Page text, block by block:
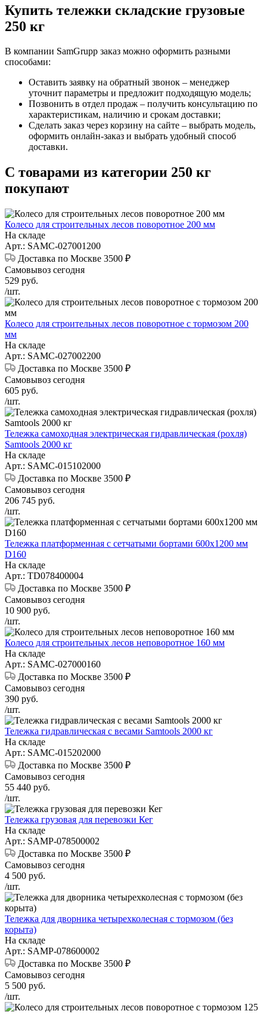
Купить тележки складские грузовые
250 кг
В компании SamGrupp заказ можно оформить разными
способами:
Оставить заявку на обратный звонок – менеджер
уточнит параметры и предложит подходящую модель;
Позвонить в отдел продаж – получить консультацию по
характеристикам, наличию и срокам доставки;
Сделать заказ через корзину на сайте – выбрать модель,
оформить онлайн-заказ и выбрать удобный способ
доставки.
С товарами из категории 250 кг
покупают
Колесо для строительных лесов поворотное 200 мм
На складе
Арт.: SAMC-027001200
Доставка по Москве 3500 ₽
Самовывоз сегодня
529 руб.
/шт.
Колесо для строительных лесов поворотное с тормозом 200
мм
На складе
Арт.: SAMC-027002200
Доставка по Москве 3500 ₽
Самовывоз сегодня
605 руб.
/шт.
Тележка самоходная электрическая гидравлическая (рохля)
Samtools 2000 кг
На складе
Арт.: SAMC-015102000
Доставка по Москве 3500 ₽
Самовывоз сегодня
206 745 руб.
/шт.
Тележка платформенная с сетчатыми бортами 600x1200 мм
D160
На складе
Арт.: TD078400004
Доставка по Москве 3500 ₽
Самовывоз сегодня
10 900 руб.
/шт.
Колесо для строительных лесов неповоротное 160 мм
На складе
Арт.: SAMC-027000160
Доставка по Москве 3500 ₽
Самовывоз сегодня
390 руб.
/шт.
Тележка гидравлическая с весами Samtools 2000 кг
На складе
Арт.: SAMC-015202000
Доставка по Москве 3500 ₽
Самовывоз сегодня
55 440 руб.
/шт.
Тележка грузовая для перевозки Кег
На складе
Арт.: SAMP-078500002
Доставка по Москве 3500 ₽
Самовывоз сегодня
4 500 руб.
/шт.
Тележка для дворника четырехколесная с тормозом (без
корыта)
На складе
Арт.: SAMP-078600002
Доставка по Москве 3500 ₽
Самовывоз сегодня
5 500 руб.
/шт.